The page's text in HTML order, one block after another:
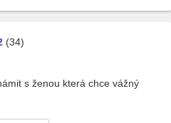
(34)
s ženou která chce vážný